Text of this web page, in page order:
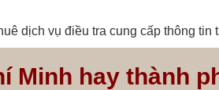
dịch vụ điều tra cung cấp thông tin
Minh hay thành